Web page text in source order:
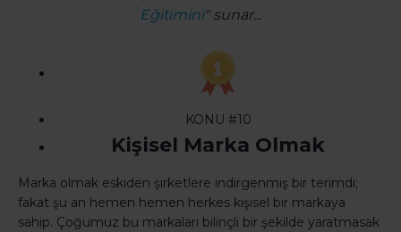
Eğitimini" sunar...
KONU #10
Kişisel Marka Olmak
Marka olmak eskiden şirketlere indirgenmiş bir terimdi;
fakat şu an hemen hemen herkes kişisel bir markaya
sahip. Çoğumuz bu markaları bilinçli bir şekilde yaratmasak